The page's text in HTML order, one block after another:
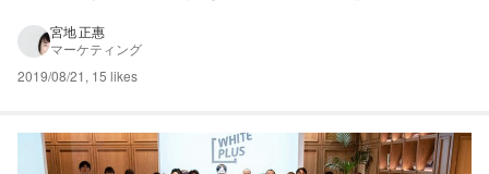
紹介します。 子連れ出勤時の子どもの過ごし方 写真は小学3年生のせ
いや君です。 朝はパパである社員と出社して、パパがお仕事...
宮地 正惠
マーケティング
2019/08/21 , 15 likes